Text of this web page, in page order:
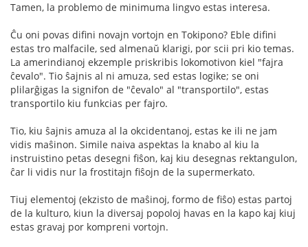
Tamen, la problemo de minimuma lingvo estas interesa.
Ĉu oni povas difini novajn vortojn en Tokipono? Eble difini
estas tro malfacile, sed almenaŭ klarigi, por scii pri kio temas.
La amerindianoj ekzemple priskribis lokomotivon kiel "fajra
ĉevalo". Tio ŝajnis al ni amuza, sed estas logike; se oni
plilarĝigas la signifon de "ĉevalo" al "transportilo", estas
transportilo kiu funkcias per fajro.
Tio, kiu ŝajnis amuza al la okcidentanoj, estas ke ili ne jam
vidis maŝinon. Simile naiva aspektas la knabo al kiu la
instruistino petas desegni fiŝon, kaj kiu desegnas rektangulon,
ĉar li vidis nur la frostitajn fiŝojn de la supermerkato.
Tiuj elementoj (ekzisto de maŝinoj, formo de fiŝo) estas partoj
de la kulturo, kiun la diversaj popoloj havas en la kapo kaj kiuj
estas gravaj por kompreni vortojn.